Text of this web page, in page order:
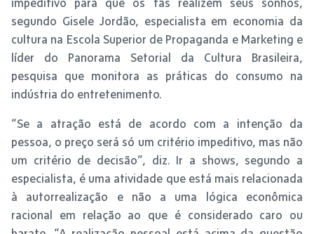
segundo Gisele Jordão, especialista em economia da
cultura na Escola Superior de Propaganda e Marketing e
líder do Panorama Setorial da Cultura Brasileira,
pesquisa que monitora as práticas do consumo na
indústria do entretenimento.
“Se a atração está de acordo com a intenção da
pessoa, o preço será só um critério impeditivo, mas não
um critério de decisão”, diz. Ir a shows, segundo a
especialista, é uma atividade que está mais relacionada
à autorrealização e não a uma lógica econômica
racional em relação ao que é considerado caro ou